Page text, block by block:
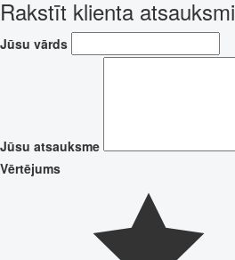
Rakstīt klienta atsauksmi
Jūsu vārds
Jūsu atsauksme
Vērtējums